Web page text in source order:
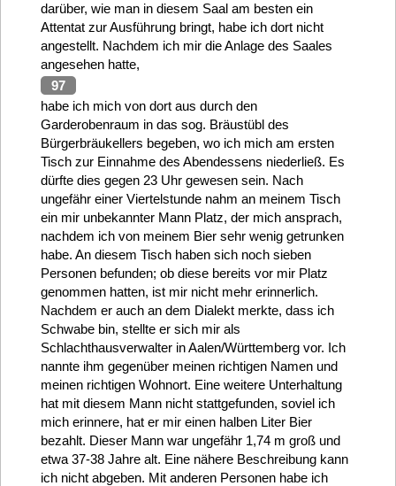
darüber, wie man in diesem Saal am besten ein
Attentat zur Ausführung bringt, habe ich dort nicht
angestellt. Nachdem ich mir die Anlage des Saales
angesehen hatte,
97
habe ich mich von dort aus durch den
Garderobenraum in das sog. Bräustübl des
Bürgerbräukellers begeben, wo ich mich am ersten
Tisch zur Einnahme des Abendessens niederließ. Es
dürfte dies gegen 23 Uhr gewesen sein. Nach
ungefähr einer Viertelstunde nahm an meinem Tisch
ein mir unbekannter Mann Platz, der mich ansprach,
nachdem ich von meinem Bier sehr wenig getrunken
habe. An diesem Tisch haben sich noch sieben
Personen befunden; ob diese bereits vor mir Platz
genommen hatten, ist mir nicht mehr erinnerlich.
Nachdem er auch an dem Dialekt merkte, dass ich
Schwabe bin, stellte er sich mir als
Schlachthausverwalter in Aalen/Württemberg vor. Ich
nannte ihm gegenüber meinen richtigen Namen und
meinen richtigen Wohnort. Eine weitere Unterhaltung
hat mit diesem Mann nicht stattgefunden, soviel ich
mich erinnere, hat er mir einen halben Liter Bier
bezahlt. Dieser Mann war ungefähr 1,74 m groß und
etwa 37-38 Jahre alt. Eine nähere Beschreibung kann
ich nicht abgeben. Mit anderen Personen habe ich